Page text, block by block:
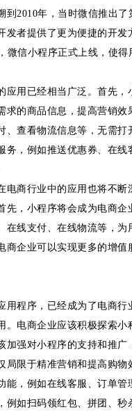
到2010年，当时微信推出
发者提供了更为便捷的开
微信小程序正式上线，使得
应用已经相当广泛。首先
求的商品信息，提高营销
、查看物流信息等，无需
务，例如推送优惠券、在线
电商行业中的应用也将不
先，小程序将会成为电商
在线支付、在线物流等，
商企业可以实现更多的增
用程序，已经成为了电商
。电商企业应该积极探索
加强对小程序的支持和推广
局限于精准营销和提高购
能，例如在线客服、订单
例如扫码领红包、拼团、秒